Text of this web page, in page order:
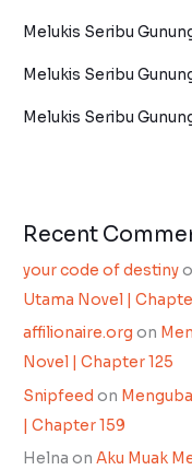
Melukis Seribu
Melukis Seribu
Melukis Seribu
Recent
your code of destiny
Utama Novel |
affilionaire.org on
Novel | Chapter 125
Snipfeed on
| Chapter 159
Helna onAku Muak